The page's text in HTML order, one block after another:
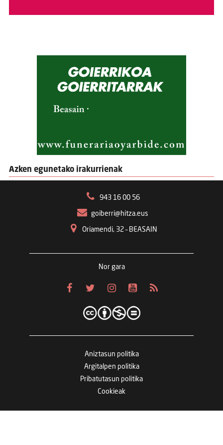
Azken egunetako irakurrienak
943 16 00 56
goiberri@hitza.eus
Oriamendi, 32 – BEASAIN
Nor gara
Aniztasun politika
Argitalpen politika
Pribatutasun politika
Cookieak